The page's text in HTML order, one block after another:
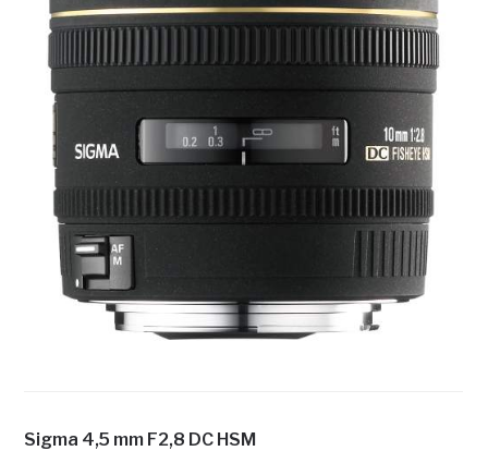
Sigma 4,5 mm F2,8 DC HSM